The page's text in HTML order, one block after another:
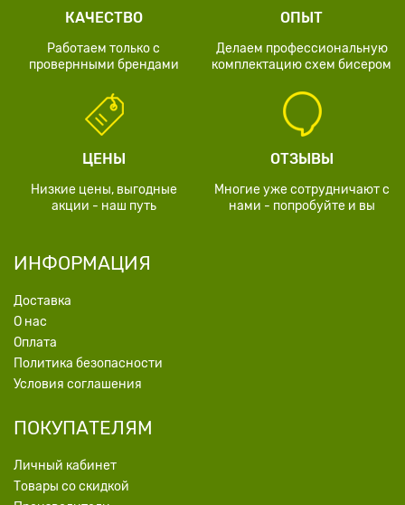
КАЧЕСТВО
Работаем только с
провернными брендами
ОПЫТ
Делаем профессиональную
комплектацию схем бисером
ЦЕНЫ
Низкие цены, выгодные
акции - наш путь
ОТЗЫВЫ
Многие уже сотрудничают с
нами - попробуйте и вы
ИНФОРМАЦИЯ
Доставка
О нас
Оплата
Политика безопасности
Условия соглашения
ПОКУПАТЕЛЯМ
Личный кабинет
Товары со скидкой